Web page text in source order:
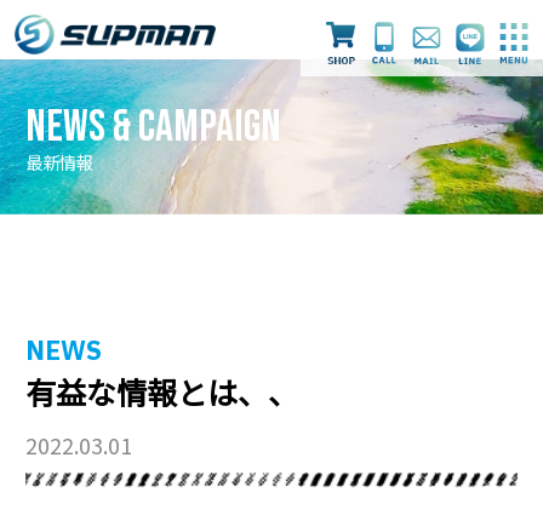
News & Campaign
最新情報
NEWS
有益な情報とは、、
2022.03.01